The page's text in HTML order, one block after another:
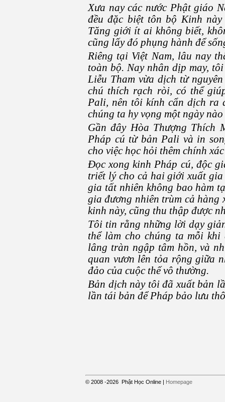
Xưa nay các nước Phật giáo
đều đặc biệt tôn bộ Kinh
Tăng giới ít ai không biết,
cũng lấy đó phụng hành để
Riêng tại Việt Nam, lâu nay
toàn bộ. Nay nhân dịp may,
Liễu Tham vừa dịch từ
chú thích rạch ròi, có thể
Pali, nên tôi kính cẩn dịch ra
chúng ta hy vọng một ngày
Gần đây Hòa Thượng Thích
Pháp cú từ bản Pali và in
cho việc học hỏi thêm chính
Đọc xong kinh Pháp cú, độc
triết lý cho cả hai giới xuất
gia tất nhiên không bao hàm
gia đương nhiên trùm cả hàng
kinh này, cũng thu thập được
Tôi tin rằng những lời dạy
thể làm cho chúng ta mỗi khi
lâng tràn ngập tâm hồn, và
quan vươn lên tỏa rộng giữa
đảo của cuộc thế vô thường.
Bản dịch này tôi đã xuất bản
lần tái bản để Pháp bảo lưu
© 2008 -2026 Phật Học Online | Homepage